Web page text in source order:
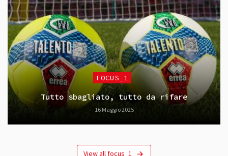
FOCUS_1
Tutto sbagliato, tutto da rifare
16 Maggio 2025
View all focus_1